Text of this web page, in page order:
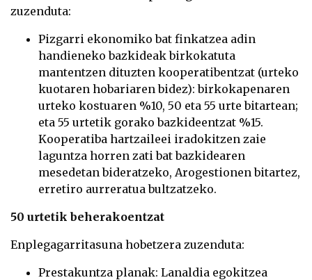
zuzenduta:
Pizgarri ekonomiko bat finkatzea adin
handieneko bazkideak birkokatuta
mantentzen dituzten kooperatibentzat (urteko
kuotaren hobariaren bidez): birkokapenaren
urteko kostuaren %10, 50 eta 55 urte bitartean;
eta 55 urtetik gorako bazkideentzat %15.
Kooperatiba hartzaileei iradokitzen zaie
laguntza horren zati bat bazkidearen
mesedetan bideratzeko, Arogestionen bitartez,
erretiro aurreratua bultzatzeko.
50 urtetik beherakoentzat
Enplegagarritasuna hobetzera zuzenduta:
Prestakuntza planak: Lanaldia egokitzea